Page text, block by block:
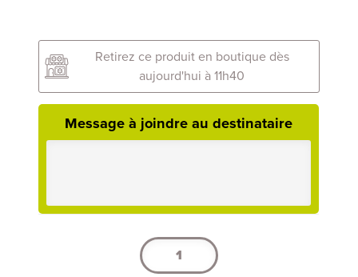
Retirez ce produit en boutique dès
aujourd'hui à 11h40
Message à joindre au destinataire
quantité
de